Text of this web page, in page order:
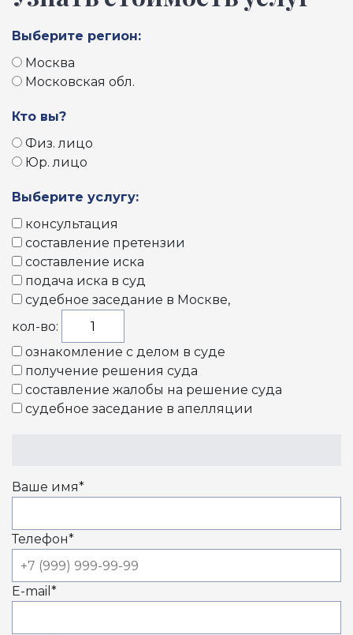
Выберите регион:
Москва
Московская обл.
Кто вы?
Физ. лицо
Юр. лицо
Выберите услугу:
консультация
составление претензии
составление иска
подача иска в суд
судебное заседание в Москве,
кол-во:
ознакомление с делом в суде
получение решения суда
составление жалобы на решение суда
судебное заседание в апелляции
Ваше имя*
Телефон*
E-mail *